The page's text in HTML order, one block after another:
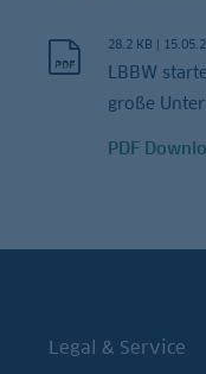
28.2 KB |
LBBW
große
PDF
Legal & Service